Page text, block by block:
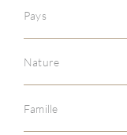
Pays
Nature
Famille